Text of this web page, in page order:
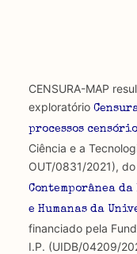
CENSURA-MAP
exploratório
processos
Ciência e a
OUT/0831/2021), do
Contemporânea
e Humanas da
financiado pela
I.P. (UIDB/04209/